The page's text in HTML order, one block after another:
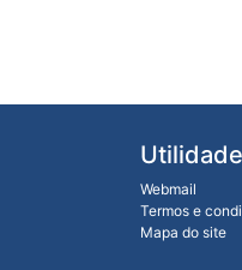
Webmail
Termos e
Mapa do site